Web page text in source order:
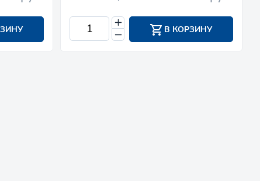
В КОРЗИНУ